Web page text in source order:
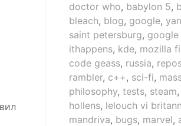
doctor who, babylon 5,
bleach, blog, google,
saint petersburg,
ithappens, kde, mozilla
code geass, russia,
rambler, c++, sci-fi,
philosophy, tests, steam,
hollens, lelouch vi
mandriva, bugs, marvel,